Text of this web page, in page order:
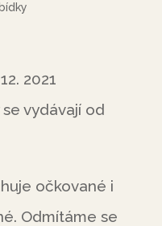
2021
vydávají od
očkované i
Odmítáme se